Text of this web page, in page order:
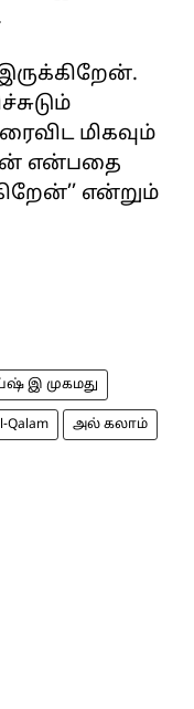
மிகவும்
என்பதை
என்றும்
இ முகமது
Qalam அல் கலாம்